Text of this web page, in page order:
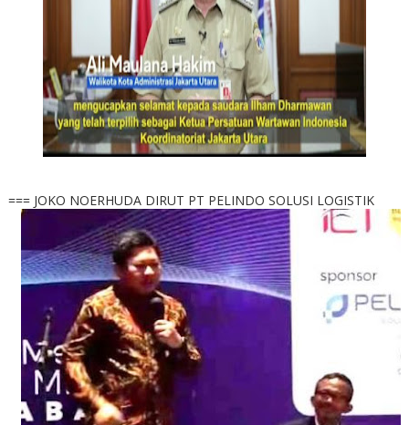
=== JOKO NOERHUDA DIRUT PT PELINDO SOLUSI LOGISTIK